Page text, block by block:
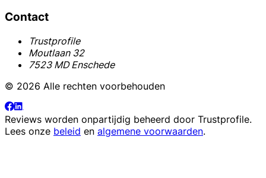
Contact
Trustprofile
Moutlaan 32
7523 MD Enschede
© 2026 Alle rechten voorbehouden
Reviews worden onpartijdig beheerd door Trustprofile.
Lees onze beleid en algemene voorwaarden.